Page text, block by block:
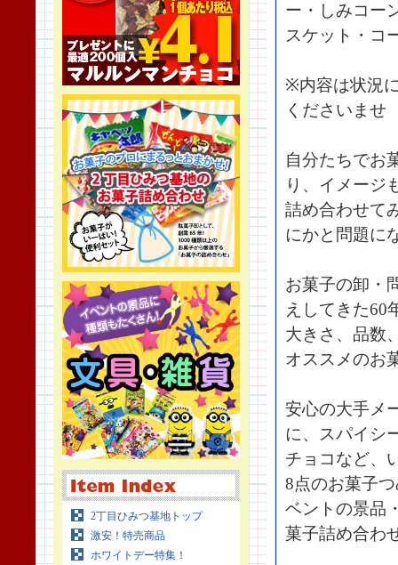
2丁目ひみつ基地トップ
激安！特売商品
ホワイトデー特集！
ー・しみコー
スケット・コ
※内容は状況
くださいませ
自分たちでお
り、イメージ
詰め合わせて
にかと問題に
お菓子の卸・
えしてきた60
大きさ、品数
オススメのお
安心の大手メ
に、スパイシ
チョコなど、
8点のお菓子
ベントの景品
菓子詰め合わ